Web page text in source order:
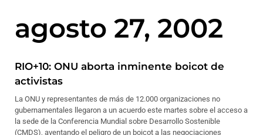
agosto 27, 2002
RIO+10: ONU aborta inminente boicot de
activistas
La ONU y representantes de más de 12.000 organizaciones no
gubernamentales llegaron a un acuerdo este martes sobre el acceso a
la sede de la Conferencia Mundial sobre Desarrollo Sostenible
(CMDS), aventando el peligro de un boicot a las negociaciones